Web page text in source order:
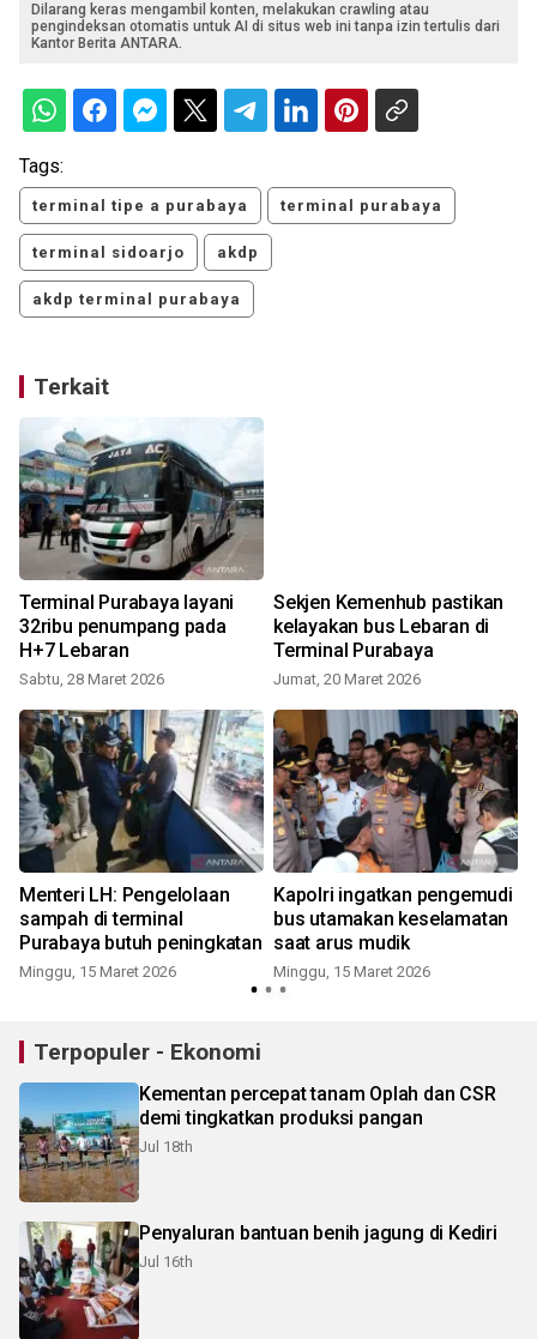
Dilarang keras mengambil konten, melakukan crawling atau
pengindeksan otomatis untuk AI di situs web ini tanpa izin tertulis dari
Kantor Berita ANTARA.
Tags:
terminal tipe a purabaya terminal purabaya
terminal sidoarjo akdp
akdp terminal purabaya
Terkait
Terminal Purabaya layani
32ribu penumpang pada
H+7 Lebaran
Sabtu, 28 Maret 2026
Sekjen Kemenhub pastikan
kelayakan bus Lebaran di
Terminal Purabaya
Jumat, 20 Maret 2026
Menteri LH: Pengelolaan
sampah di terminal
Purabaya butuh peningkatan
Minggu, 15 Maret 2026
Kapolri ingatkan pengemudi
bus utamakan keselamatan
saat arus mudik
Minggu, 15 Maret 2026
Terpopuler - Ekonomi
Kementan percepat tanam Oplah dan CSR
demi tingkatkan produksi pangan
Jul 18th
Penyaluran bantuan benih jagung di Kediri
Jul 16th